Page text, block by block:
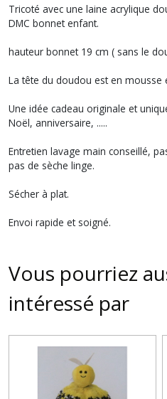
Tricoté avec une laine acrylique
DMC bonnet enfant.
hauteur bonnet 19 cm ( sans le
La tête du doudou est en mousse
Une idée cadeau originale et
Noël, anniversaire, .....
Entretien lavage main conseillé,
pas de sèche linge.
Sécher à plat.
Envoi rapide et soigné.
Vous pourriez
intéressé par